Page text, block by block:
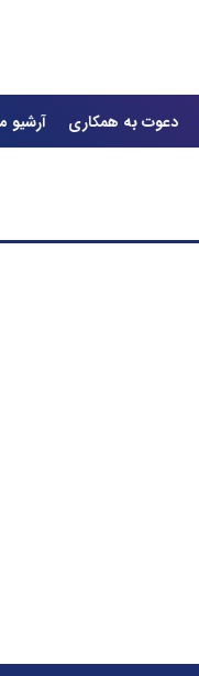
دعوت به همکاری آرشیو